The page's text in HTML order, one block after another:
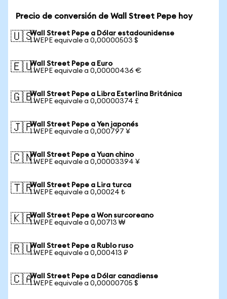
Precio de conversión de Wall Street Pepe hoy
🇺🇸Wall Street Pepe a Dólar estadounidense
1 WEPE equivale a 0,00000503 $
🇪🇺Wall Street Pepe a Euro
1 WEPE equivale a 0,00000436 €
🇬🇧Wall Street Pepe a Libra Esterlina Británica
1 WEPE equivale a 0,00000374 £
🇯🇵Wall Street Pepe a Yen japonés
1 WEPE equivale a 0,000797 ¥
🇨🇳Wall Street Pepe a Yuan chino
1 WEPE equivale a 0,00003394 ¥
🇹🇷Wall Street Pepe a Lira turca
1 WEPE equivale a 0,00024 ₺
🇰🇷Wall Street Pepe a Won surcoreano
1 WEPE equivale a 0,00713 ₩
🇷🇺Wall Street Pepe a Rublo ruso
1 WEPE equivale a 0,000413 ₽
🇨🇦Wall Street Pepe a Dólar canadiense
1 WEPE equivale a 0,00000705 $